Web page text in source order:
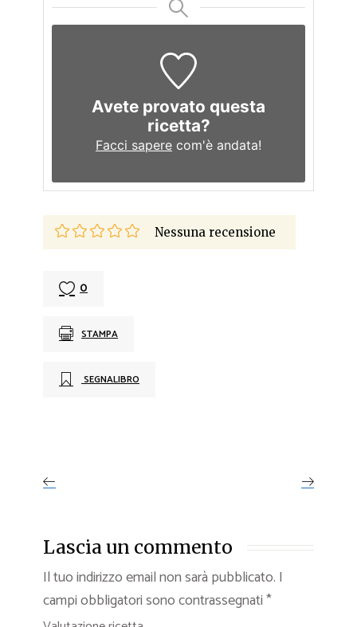
Avete provato questa
ricetta?
Facci sapere com'è andata!
Nessuna recensione
0
STAMPA
SEGNALIBRO
Lascia un commento
Il tuo indirizzo email non sarà pubblicato. I
campi obbligatori sono contrassegnati*